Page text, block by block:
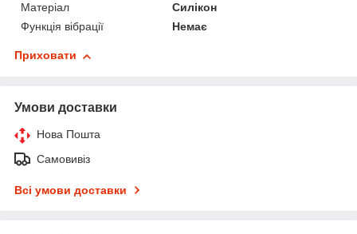
Матеріал
Силікон
Функція вібрації
Немає
Приховати
Умови доставки
Нова Пошта
Самовивіз
Всі умови доставки